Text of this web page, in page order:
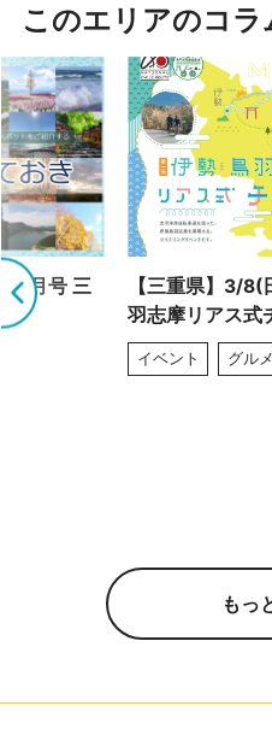
このエリアのコラ
9月号 三
【三重県】3/8(
羽志摩リアス式
イベント グルメ
もっ